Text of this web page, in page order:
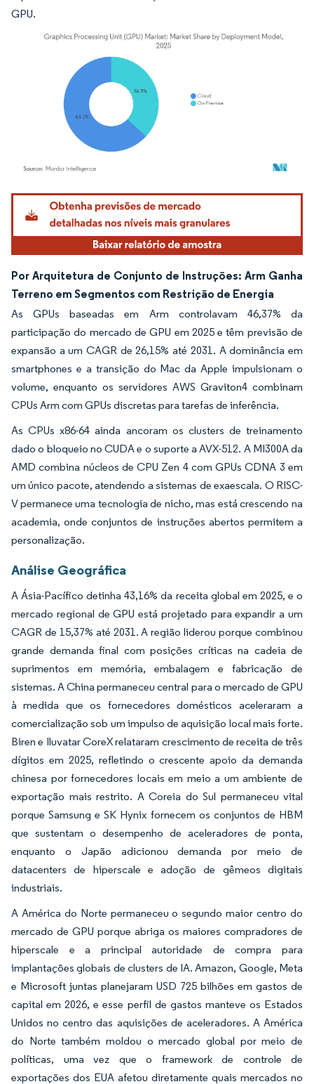
GPU.
Imagem © Mordor Intelligence. O reuso requer atribuição conforme CC BY 4.0.
Por Arquitetura de Conjunto de Instruções: Arm Ganha
Terreno em Segmentos com Restrição de Energia
As GPUs baseadas em Arm controlavam 46,37% da
participação do mercado de GPU em 2025 e têm previsão de
expansão a um CAGR de 26,15% até 2031. A dominância em
smartphones e a transição do Mac da Apple impulsionam o
volume, enquanto os servidores AWS Graviton4 combinam
CPUs Arm com GPUs discretas para tarefas de inferência.
As CPUs x86-64 ainda ancoram os clusters de treinamento
dado o bloqueio no CUDA e o suporte a AVX-512. A MI300A da
AMD combina núcleos de CPU Zen 4 com GPUs CDNA 3 em
um único pacote, atendendo a sistemas de exaescala. O RISC-
V permanece uma tecnologia de nicho, mas está crescendo na
academia, onde conjuntos de instruções abertos permitem a
personalização.
Análise Geográfica
A Ásia-Pacífico detinha 43,16% da receita global em 2025, e o
mercado regional de GPU está projetado para expandir a um
CAGR de 15,37% até 2031. A região liderou porque combinou
grande demanda final com posições críticas na cadeia de
suprimentos em memória, embalagem e fabricação de
sistemas. A China permaneceu central para o mercado de GPU
à medida que os fornecedores domésticos aceleraram a
comercialização sob um impulso de aquisição local mais forte.
Biren e Iluvatar CoreX relataram crescimento de receita de três
dígitos em 2025, refletindo o crescente apoio da demanda
chinesa por fornecedores locais em meio a um ambiente de
exportação mais restrito. A Coreia do Sul permaneceu vital
porque Samsung e SK Hynix fornecem os conjuntos de HBM
que sustentam o desempenho de aceleradores de ponta,
enquanto o Japão adicionou demanda por meio de
datacenters de hiperscale e adoção de gêmeos digitais
industriais.
A América do Norte permaneceu o segundo maior centro do
mercado de GPU porque abriga os maiores compradores de
hiperscale e a principal autoridade de compra para
implantações globais de clusters de IA. Amazon, Google, Meta
e Microsoft juntas planejaram USD 725 bilhões em gastos de
capital em 2026, e esse perfil de gastos manteve os Estados
Unidos no centro das aquisições de aceleradores. A América
do Norte também moldou o mercado global por meio de
políticas, uma vez que o framework de controle de
exportações dos EUA afetou diretamente quais mercados no